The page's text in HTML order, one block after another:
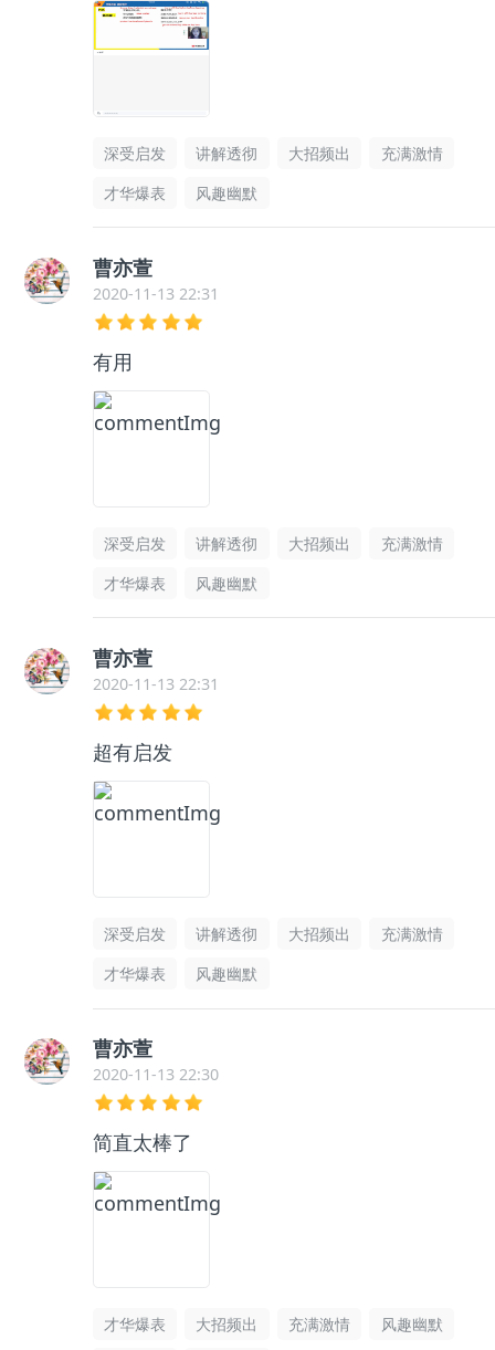
深受启发 讲解透彻 大招频出
充满激情
才华爆表
风趣幽默
曹亦萱
2020-11-13 22:31
有用
深受启发 讲解透彻 大招频出
充满激情
才华爆表
风趣幽默
曹亦萱
2020-11-13 22:31
超有启发
深受启发 讲解透彻 大招频出
充满激情
才华爆表
风趣幽默
曹亦萱
2020-11-13 22:30
简直太棒了
才华爆表 大招频出 充满激情
风趣幽默